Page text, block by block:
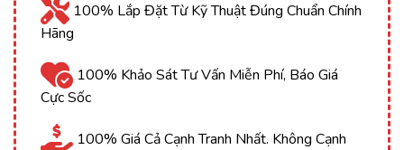
100% Lắp Đặt Từ Kỹ Thuật Đúng Chuẩn Chính
Hãng
100% Khảo Sát Tư Vấn Miễn Phí, Báo Giá
Cực Sốc
100% Giá Cả Cạnh Tranh Nhất. Không Cạnh